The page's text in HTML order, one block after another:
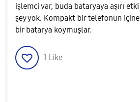
işlemci var, buda bataryaya aşırı
şey yok. Kompakt bir telefonun
bir batarya koymuşlar.
1 Like